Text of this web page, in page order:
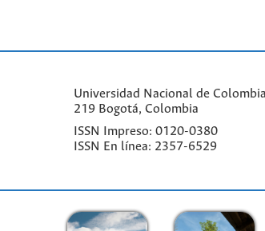
Universidad Nacional de
219 Bogotá, Colombia
ISSN Impreso: 0120-0380
ISSN En línea: 2357-6529